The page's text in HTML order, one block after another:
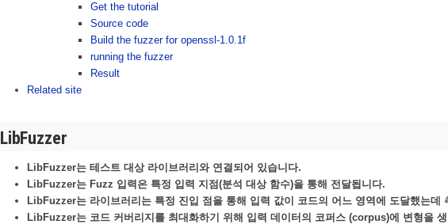
Get the tutorial
Source code
Build the fuzzer for openssl-1.0.1f
running the fuzzer
Result
Related site
LibFuzzer
LibFuzzer는 테스트 대상 라이브러리와 연결되어 있습니다.
LibFuzzer는 Fuzz 입력은 특정 입력 지점(분석 대상 함수)을 통해 전달됩니다.
LibFuzzer는 라이브러리는 특정 진입 점을 통해 입력 값이 코드의 어느 영역에 도달했는데
LibFuzzer는 코드 커버리지를 최대화하기 위해 입력 데이터의 코퍼스 (corpus)에 변형을